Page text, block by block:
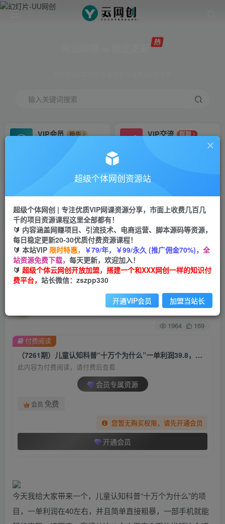
输入关键词搜索
VIP会员
抢先
VIP交流
群聊
研究探讨更多创业项目路子。
会员专属推广链接
招募站长
挂机
项目
脚本卡密
APP下载
GO
首页 创业课程 会员专属 正文
（7261期）儿童认知科普“十万个为什么”一单利
润39.8，简单粗暴，一部手机就能变现
关注 私信
1964 169
（7261期）儿童认知科普“十万个为什么”一单利润39.8，简单粗暴，一部手机就能变现
此内容为付费阅读，请付费后查看
会员专属资源
会员 免费
您暂无购买权限，请先开通会员
开通会员
付费阅读
今天我给大家带来一个，儿童认知科普“十万个为什么”的项
目，一单利润在40左右，并且简单直接粗暴，一部手机就能
超级个体网创资源站
超级个体网创 | 专注优质VIP网课资源分享，市面上收费几百几
千的项目资源课程这里全部都有！
🔰 内容涵盖网赚项目、引流技术、电商运营、脚本源码等资源，
每日稳定更新20-30优质付费资源课程！
🔰 本站VIP 限时特惠， ￥79/年，￥99/永久 (推广佣金70%)， 全
站资源免费下载， 每天更新，欢迎加入！
🔰 超级个体云网创开放加盟，搭建一个和XXX网创一样的知识付
费平台， 站长微信：zszpp330
开通VIP会员 加盟当站长